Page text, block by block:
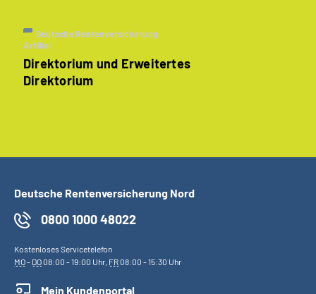
Deutsche Rentenversicherung
Artikel
Direktorium und Erweitertes
Direktorium
Deutsche Rentenversicherung Nord
0800 1000 48022
Kostenloses Servicetelefon
MO- DO08:00 - 19:00 Uhr, FR08:00 - 15:30 Uhr
Mein Kundenportal